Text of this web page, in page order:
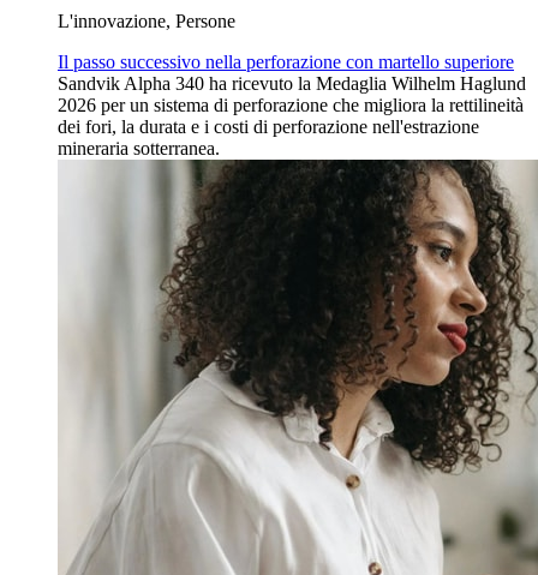
L'innovazione, Persone
Il passo successivo nella perforazione con martello superiore
Sandvik Alpha 340 ha ricevuto la Medaglia Wilhelm Haglund
2026 per un sistema di perforazione che migliora la rettilineità
dei fori, la durata e i costi di perforazione nell'estrazione
mineraria sotterranea.